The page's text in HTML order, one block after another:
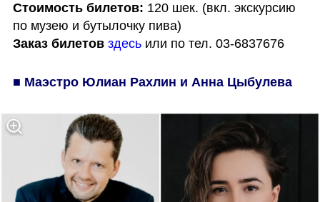
Стоимость билетов: 120 шек. (вкл. экскурсию
Заказ билетов здесь или по тел. 03-6837676
■ Маэстро Юлиан Рахлин и Анна Цыбулева